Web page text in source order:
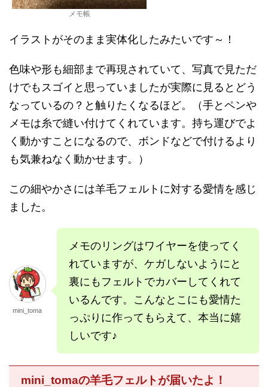
メモ帳
イラストがそのまま実体化したみたいです～！
色味や形も細部まで再現されていて、写真で見ただ
けでもスゴイと思っていましたが実際に見るとどう
なっているの？と触りたくなるほど。（手とペンや
メモは糸で縫い付けてくれています。持ち運びでよ
く動かすことになるので、ボンドなどで付けるより
も気兼ねなく動かせます。）
この細やかさには羊毛フェルトに対する愛情を感じ
ました。
mini_toma
メモのリングはワイヤーを使ってく
れていますが、ケガしないようにと
裏にもフェルトでカバーしてくれて
いるんです。こんなとこにも愛情た
っぷりに作ってもらえて、本当に嬉
しいです♪
mini_tomaの羊毛フェルトが届いたよ！